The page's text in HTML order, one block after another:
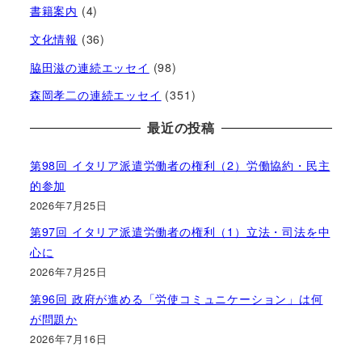
書籍案内 (4)
文化情報 (36)
脇田滋の連続エッセイ (98)
森岡孝二の連続エッセイ (351)
最近の投稿
第98回 イタリア派遣労働者の権利（2）労働協約・民主
的参加
2026年7月25日
第97回 イタリア派遣労働者の権利（1）立法・司法を中
心に
2026年7月25日
第96回 政府が進める「労使コミュニケーション」は何
が問題か
2026年7月16日